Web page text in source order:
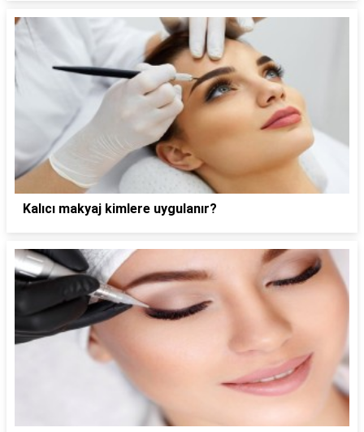
Kalıcı makyaj kimlere uygulanır?